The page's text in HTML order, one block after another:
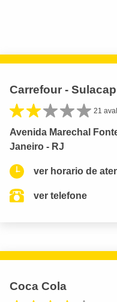
Carrefour - Sulacap
21
Avenida Marechal
Janeiro - RJ
ver horario de
ver telefone
Coca Cola